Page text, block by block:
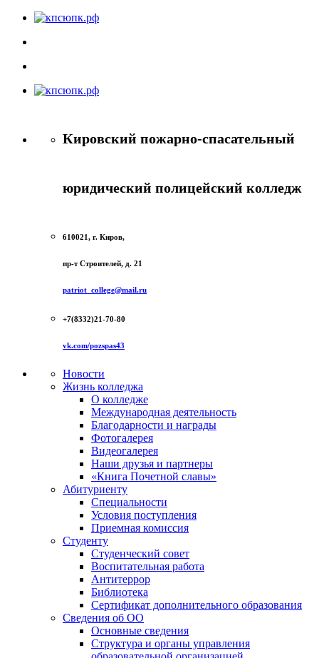
Кировский пожарно-спасательный
юридический полицейский колледж
610021, г. Киров,
пр-т Строителей, д. 21
patriot_college@mail.ru
+7(8332)21-70-80
vk.com/pozspas43
Новости
Жизнь колледжа
О колледже
Международная деятельность
Благодарности и награды
Фотогалерея
Видеогалерея
Наши друзья и партнеры
«Книга Почетной славы»
Абитуриенту
Специальности
Условия поступления
Приемная комиссия
Студенту
Студенческий совет
Воспитательная работа
Антитеррор
Библиотека
Сертификат дополнительного образования
Сведения об ОО
Основные сведения
Структура и органы управления